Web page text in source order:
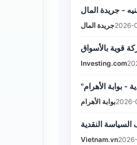
جريدة المال2026-
Investing.com
- بوابة الأهرام
بوابة الأهرام
Vietnam.vn